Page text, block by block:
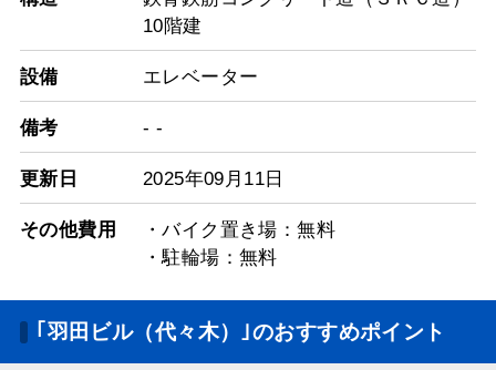
10階建
設備 エレベーター
備考 - -
更新日 2025年09月11日
その他費用
・バイク置き場：無料
・駐輪場：無料
｢羽田ビル（代々木）｣のおすすめポイント